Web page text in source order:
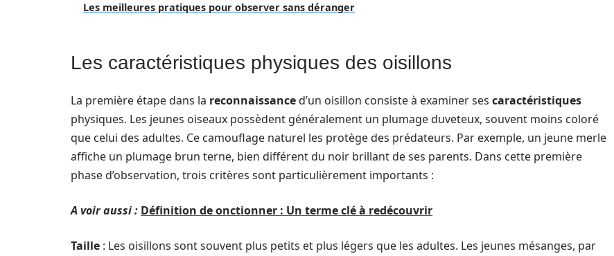
Les meilleures pratiques pour observer sans déranger
Les caractéristiques physiques des oisillons
La première étape dans la reconnaissanced’un oisillon consiste à examiner ses caractéristiques
physiques. Les jeunes oiseaux possèdent généralement un plumage duveteux, souvent moins coloré
que celui des adultes. Ce camouflage naturel les protège des prédateurs. Par exemple, un jeune merle
affiche un plumage brun terne, bien différent du noir brillant de ses parents. Dans cette première
phase d’observation, trois critères sont particulièrement importants :
A voir aussi : Définition de onctionner : Un terme clé à redécouvrir
Taille : Les oisillons sont souvent plus petits et plus légers que les adultes. Les jeunes mésanges, par